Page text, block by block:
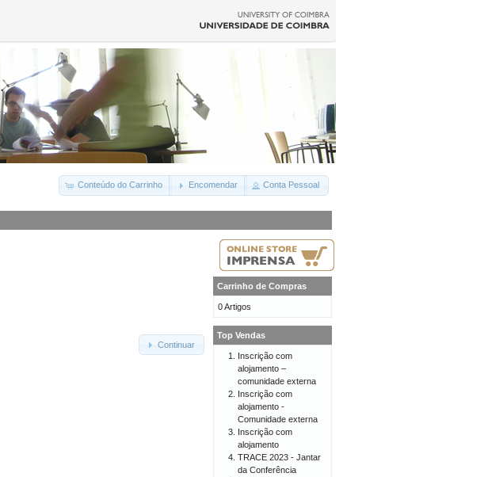
Conteúdo do Carrinho Encomendar Conta Pessoal
Continuar
Carrinho de Compras
0 Artigos
Top Vendas
Inscrição com
alojamento –
comunidade externa
Inscrição com
alojamento -
Comunidade externa
Inscrição com
alojamento
TRACE 2023 - Jantar
da Conferência